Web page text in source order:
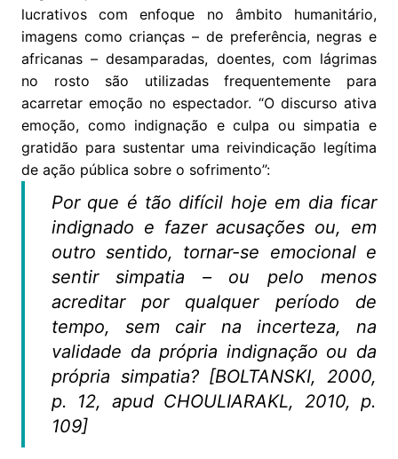
lucrativos com enfoque no âmbito humanitário,
imagens como crianças – de preferência, negras e
africanas – desamparadas, doentes, com lágrimas
no rosto são utilizadas frequentemente para
acarretar emoção no espectador. “O discurso ativa
emoção, como indignação e culpa ou simpatia e
gratidão para sustentar uma reivindicação legítima
de ação pública sobre o sofrimento”:
Por que é tão difícil hoje em dia ficar
indignado e fazer acusações ou, em
outro sentido, tornar-se emocional e
sentir simpatia – ou pelo menos
acreditar por qualquer período de
tempo, sem cair na incerteza, na
validade da própria indignação ou da
própria simpatia? [BOLTANSKI, 2000,
p. 12, apud CHOULIARAKL, 2010, p.
109]